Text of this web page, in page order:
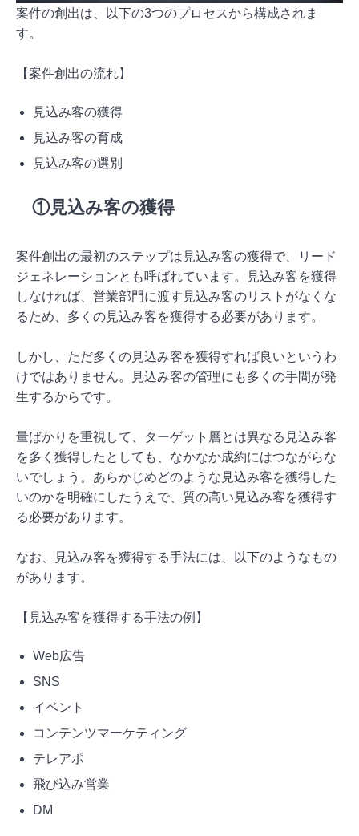
案件の創出は、以下の3つのプロセスから構成されま
す。
【案件創出の流れ】
見込み客の獲得
見込み客の育成
見込み客の選別
①見込み客の獲得
案件創出の最初のステップは見込み客の獲得で、リード
ジェネレーションとも呼ばれています。見込み客を獲得
しなければ、営業部門に渡す見込み客のリストがなくな
るため、多くの見込み客を獲得する必要があります。
しかし、ただ多くの見込み客を獲得すれば良いというわ
けではありません。見込み客の管理にも多くの手間が発
生するからです。
量ばかりを重視して、ターゲット層とは異なる見込み客
を多く獲得したとしても、なかなか成約にはつながらな
いでしょう。あらかじめどのような見込み客を獲得した
いのかを明確にしたうえで、質の高い見込み客を獲得す
る必要があります。
なお、見込み客を獲得する手法には、以下のようなもの
があります。
【見込み客を獲得する手法の例】
Web広告
SNS
イベント
コンテンツマーケティング
テレアポ
飛び込み営業
DM